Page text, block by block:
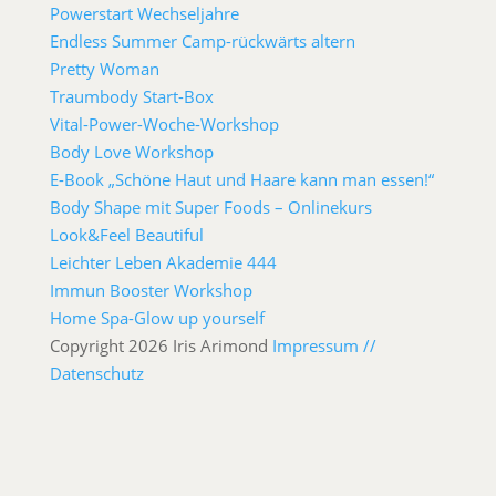
Powerstart Wechseljahre
Endless Summer Camp-rückwärts altern
Pretty Woman
Traumbody Start-Box
Vital-Power-Woche-Workshop
Body Love Workshop
E-Book „Schöne Haut und Haare kann man essen!“
Body Shape mit Super Foods – Onlinekurs
Look&Feel Beautiful
Leichter Leben Akademie 444
Immun Booster Workshop
Home Spa-Glow up yourself
Copyright 2026 Iris Arimond Impressum //
Datenschutz